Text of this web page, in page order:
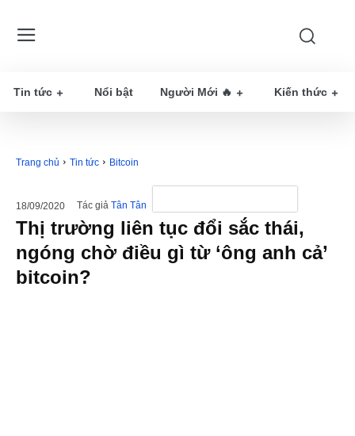
Tin tức Nổi bật Người Mới 🔥 Kiến thức
Trang chủ Tin tức Bitcoin
18/09/2020 Tác giả Tân Tân
Thị trường liên tục đổi sắc thái,
ngóng chờ điều gì từ ‘ông anh cả’
bitcoin?